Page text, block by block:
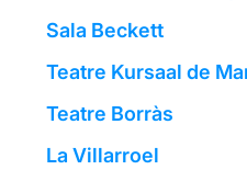
Sala Beckett
Teatre Kursaal de
Teatre Borràs
La Villarroel